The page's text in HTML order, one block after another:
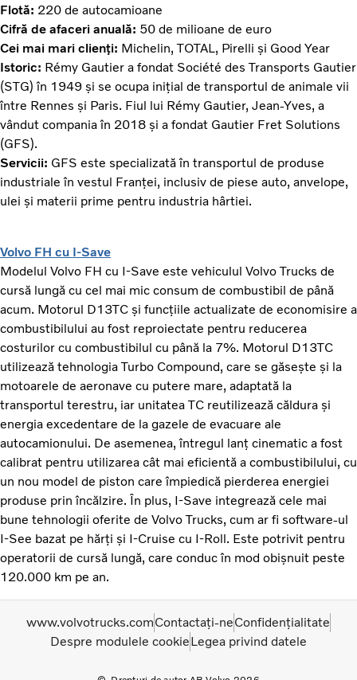
Flotă: 220 de autocamioane
Cifră de afaceri anuală: 50 de milioane de euro
Cei mai mari clienți: Michelin, TOTAL, Pirelli și Good Year
Istoric: Rémy Gautier a fondat Société des Transports Gautier
(STG) în 1949 și se ocupa inițial de transportul de animale vii
între Rennes și Paris. Fiul lui Rémy Gautier, Jean-Yves, a
vândut compania în 2018 și a fondat Gautier Fret Solutions
(GFS).
Servicii: GFS este specializată în transportul de produse
industriale în vestul Franței, inclusiv de piese auto, anvelope,
ulei și materii prime pentru industria hârtiei.
Volvo FH cu I-Save
Modelul Volvo FH cu I-Save este vehiculul Volvo Trucks de
cursă lungă cu cel mai mic consum de combustibil de până
acum. Motorul D13TC și funcțiile actualizate de economisire a
combustibilului au fost reproiectate pentru reducerea
costurilor cu combustibilul cu până la 7%. Motorul D13TC
utilizează tehnologia Turbo Compound, care se găsește și la
motoarele de aeronave cu putere mare, adaptată la
transportul terestru, iar unitatea TC reutilizează căldura și
energia excedentare de la gazele de evacuare ale
autocamionului. De asemenea, întregul lanț cinematic a fost
calibrat pentru utilizarea cât mai eficientă a combustibilului, cu
un nou model de piston care împiedică pierderea energiei
produse prin încălzire. În plus, I-Save integrează cele mai
bune tehnologii oferite de Volvo Trucks, cum ar fi software-ul
I-See bazat pe hărți și I-Cruise cu I-Roll. Este potrivit pentru
operatorii de cursă lungă, care conduc în mod obișnuit peste
120.000 km pe an.
www.volvotrucks.comContactați-neConfidențialitate
Despre modulele cookieLegea privind datele